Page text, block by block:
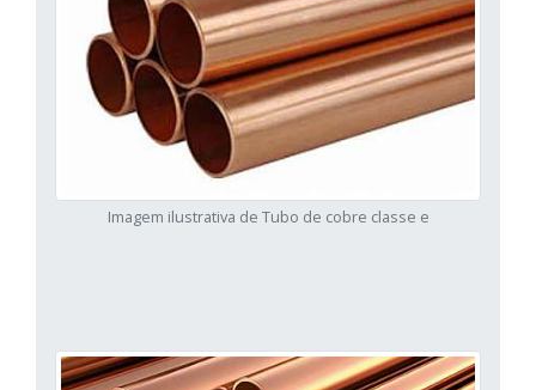
Imagem ilustrativa de Tubo de cobre classe e